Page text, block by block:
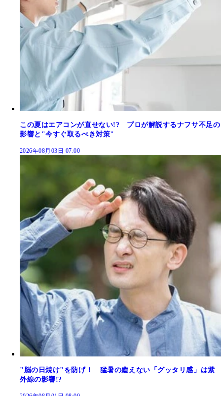
この夏はエアコンが直せない!? プロが解説するナフサ不足の
影響と"今すぐ取るべき対策"
2026年08月03日 07:00
"脳の日焼け"を防げ！ 猛暑の癒えない「グッタリ感」は紫
外線の影響!?